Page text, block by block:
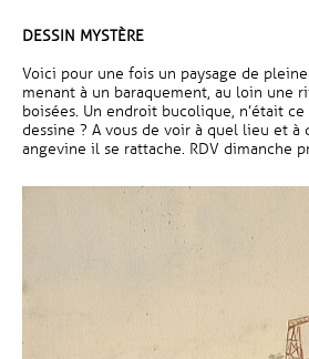
DESSIN MYSTÈRE
Voici pour une fois un paysage de
menant à un baraquement, au loin une
boisées. Un endroit bucolique, n’était
dessine ? A vous de voir à quel lieu et à
angevine il se rattache. RDV dimanche